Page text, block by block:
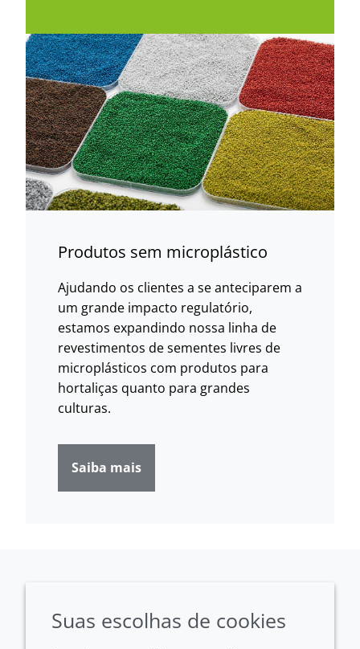
Produtos sem microplástico
Ajudando os clientes a se anteciparem a
um grande impacto regulatório,
estamos expandindo nossa linha de
revestimentos de sementes livres de
microplásticos com produtos para
hortaliças quanto para grandes
culturas.
Saiba mais
LinkedIn Youtube Instagram
Suas escolhas de cookies